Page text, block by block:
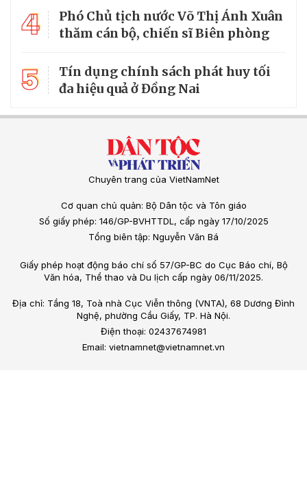
4
Phó Chủ tịch nước Võ Thị Ánh Xuân
thăm cán bộ, chiến sĩ Biên phòng
5
Tín dụng chính sách phát huy tối
đa hiệu quả ở Đồng Nai
Chuyên trang của VietNamNet
Cơ quan chủ quản: Bộ Dân tộc và Tôn giáo
Số giấy phép: 146/GP-BVHTTDL, cấp ngày 17/10/2025
Tổng biên tập: Nguyễn Văn Bá
Giấy phép hoạt động báo chí số 57/GP-BC do Cục Báo chí, Bộ
Văn hóa, Thể thao và Du lịch cấp ngày 06/11/2025.
Địa chỉ: Tầng 18, Toà nhà Cục Viễn thông (VNTA), 68 Dương Đình
Nghệ, phường Cầu Giấy, TP. Hà Nội.
Điện thoại: 02437674981
Email: vietnamnet@vietnamnet.vn